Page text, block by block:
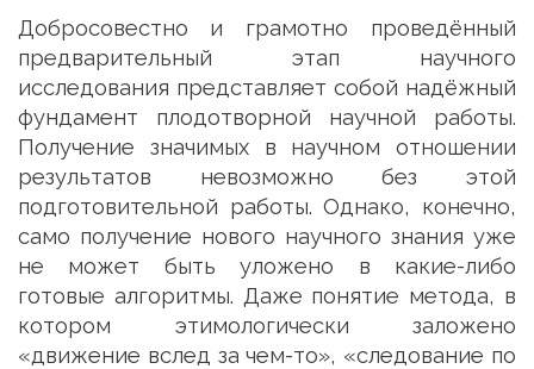
Добросовестно и грамотно проведённый
предварительный этап научного
исследования представляет собой надёжный
фундамент плодотворной научной работы.
Получение значимых в научном отношении
результатов невозможно без этой
подготовительной работы. Однако, конечно,
само получение нового научного знания уже
не может быть уложено в какие-либо
готовые алгоритмы. Даже понятие метода, в
котором этимологически заложено
«движение вслед за чем-то», «следование по